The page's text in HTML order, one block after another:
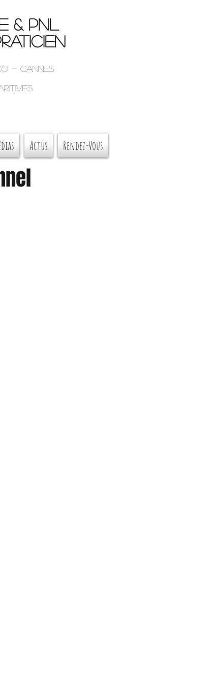
& PNL
- Cannes
Actus Rendez-Vous